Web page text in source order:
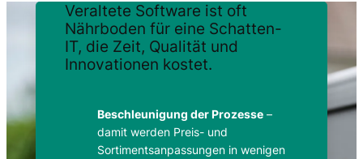
Veraltete Software ist oft
Nährboden für eine Schatten-
IT, die Zeit, Qualität und
Innovationen kostet.
Beschleunigung der Prozesse–
damit werden Preis- und
Sortimentsanpassungen in wenigen